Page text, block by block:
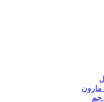
مارون
جم